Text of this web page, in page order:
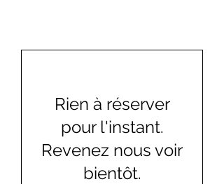
Rien à réserver
pour l'instant.
Revenez nous voir
bientôt.